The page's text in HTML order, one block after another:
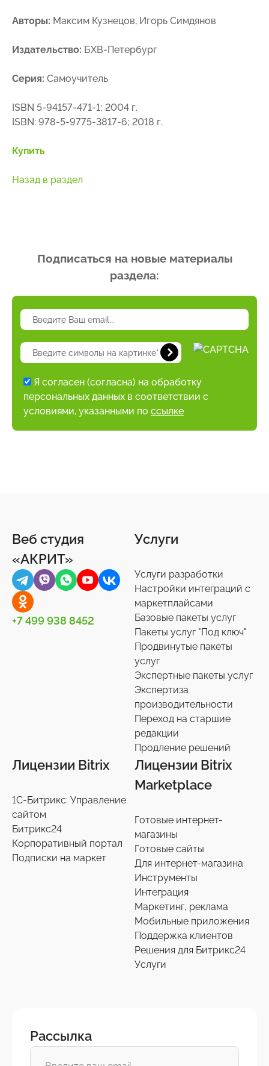
Авторы: Максим Кузнецов, Игорь Симдянов
Издательство: БХВ-Петербург
Серия: Самоучитель
ISBN 5-94157-471-1; 2004 г.
ISBN: 978-5-9775-3817-6; 2018 г.
Купить
Назад в раздел
Подписаться на новые материалы
раздела:
Я согласен (согласна) на обработку
персональных данных в соответствии с
условиями, указанными по ссылке
Веб студия
«АКРИТ»
+7 499 938 8452
Услуги
Услуги разработки
Настройки интеграций с
маркетплайсами
Базовые пакеты услуг
Пакеты услуг "Под ключ"
Продвинутые пакеты
услуг
Экспертные пакеты услуг
Экспертиза
производительности
Переход на старшие
редакции
Продление решений
Лицензии Bitrix
1С-Битрикс: Управление
сайтом
Битрикс24
Корпоративный портал
Подписки на маркет
Лицензии Bitrix
Marketplace
Готовые интернет-
магазины
Готовые сайты
Для интернет-магазина
Инструменты
Интеграция
Маркетинг, реклама
Мобильные приложения
Поддержка клиентов
Решения для Битрикс24
Услуги
Рассылка